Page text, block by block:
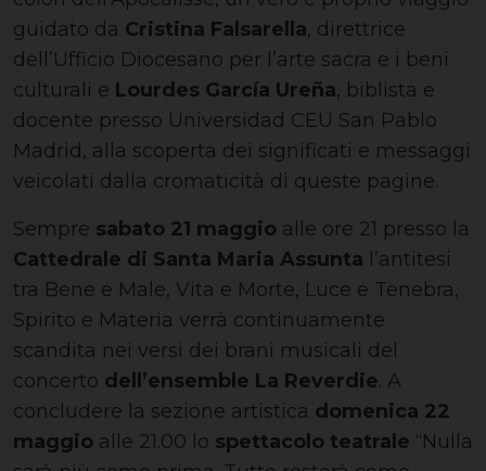
guidato da Cristina Falsarella, direttrice
dell’Ufficio Diocesano per l’arte sacra e i beni
culturali e Lourdes García Ureña, biblista e
docente presso Universidad CEU San Pablo
Madrid, alla scoperta dei significati e messaggi
veicolati dalla cromaticità di queste pagine.
Sempre sabato 21 maggio alle ore 21 presso la
Cattedrale di Santa Maria Assunta l’antitesi
tra Bene e Male, Vita e Morte, Luce e Tenebra,
Spirito e Materia verrà continuamente
scandita nei versi dei brani musicali del
concerto dell’ensemble La Reverdie. A
concludere la sezione artistica domenica 22
maggio alle 21.00 lo spettacolo teatrale “Nulla